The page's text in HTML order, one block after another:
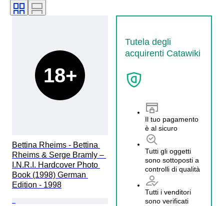
Tutela degli
acquirenti Catawiki
Il tuo pagamento
è al sicuro
Tutti gli oggetti
sono sottoposti a
controlli di qualità
Tutti i venditori
sono verificati
18+
Bettina Rheims - Bettina
Rheims & Serge Bramly –
I.N.R.I. Hardcover Photo
Book (1998) German
Edition - 1998